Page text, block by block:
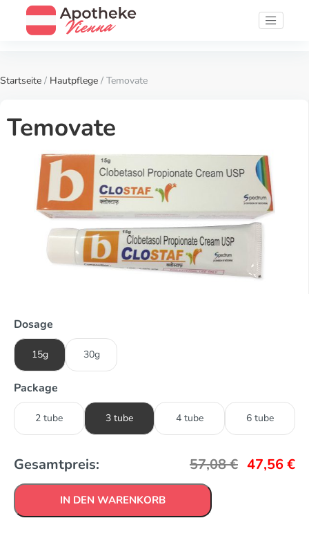
Startseite / Hautpflege / Temovate
Temovate
Dosage
15g 30g
Package
2 tube 3 tube 4 tube 6 tube
Gesamtpreis: 57,08€ 47,56€
IN DEN WARENKORB